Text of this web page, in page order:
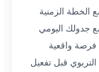
الخطة الزمنية
جدولك اليومي
فرصة واقعية
التربوي قبل تفعيل